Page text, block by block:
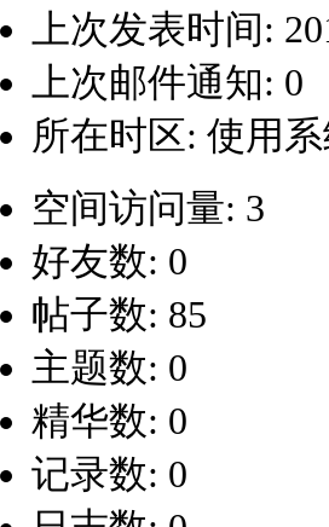
上次发表时间:
上次邮件通知: 0
所在时区: 使用
空间访问量: 3
好友数: 0
帖子数: 85
主题数: 0
精华数: 0
记录数: 0